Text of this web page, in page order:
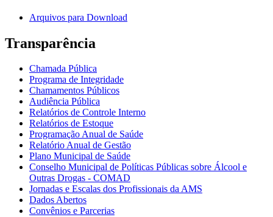
Arquivos para Download
Transparência
Chamada Pública
Programa de Integridade
Chamamentos Públicos
Audiência Pública
Relatórios de Controle Interno
Relatórios de Estoque
Programação Anual de Saúde
Relatório Anual de Gestão
Plano Municipal de Saúde
Conselho Municipal de Políticas Públicas sobre Álcool e
Outras Drogas - COMAD
Jornadas e Escalas dos Profissionais da AMS
Dados Abertos
Convênios e Parcerias